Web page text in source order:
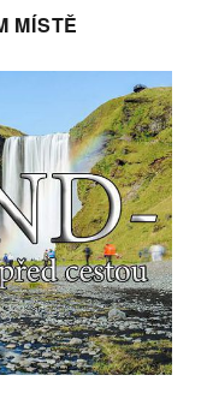
MÍSTĚ